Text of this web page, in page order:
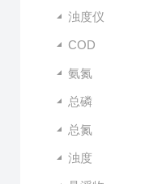
浊度仪
COD
氨氮
总磷
总氮
浊度